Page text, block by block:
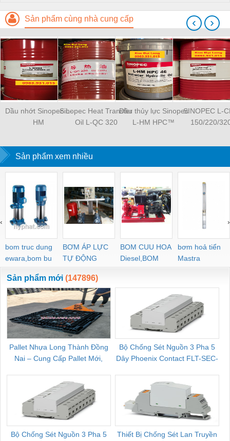
Sản phẩm cùng nhà cung cấp
Dầu nhớt Sinopec L-
HM
Sinopec Heat Transfer
Oil L-QC 320
Dầu thủy lực Sinopec
L-HM HPC™
SINOPEC L-
150/220/
‹ ›
Sản phẩm xem nhiều
bom truc dung
ewara,bom bu
ewara
BƠM ÁP LỰC
TỰ ĐỘNG
BOM CUU HOA
Diesel,BOM
CHUA CHAY
bơm hoả tiển
Mastra
‹ ›
Sản phẩm mới (147896)
Pallet Nhựa Long Thành Đồng
Nai – Cung Cấp Pallet Mới,
Bộ Chống Sét Nguồn 3 Pha 5
Dây Phoenix Contact FLT-SEC-
Bộ Chống Sét Nguồn 3 Pha 5
Thiết Bị Chống Sét Lan Truyền